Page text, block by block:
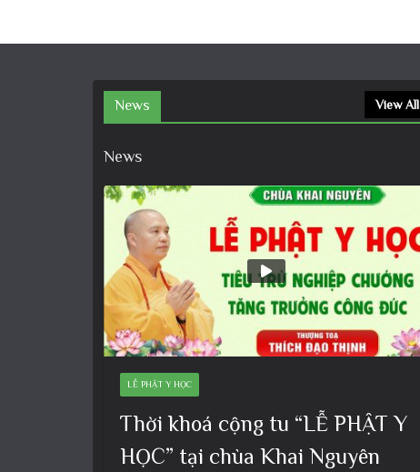
News View All
News
LỄ PHẬT Y HỌC
Thời khoá cộng tu “LỄ PHẬT Y
HỌC” tại chùa Khai Nguyên